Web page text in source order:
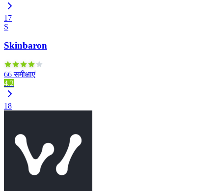
17
S
Skinbaron
66 समीक्षाएं
4.2
18